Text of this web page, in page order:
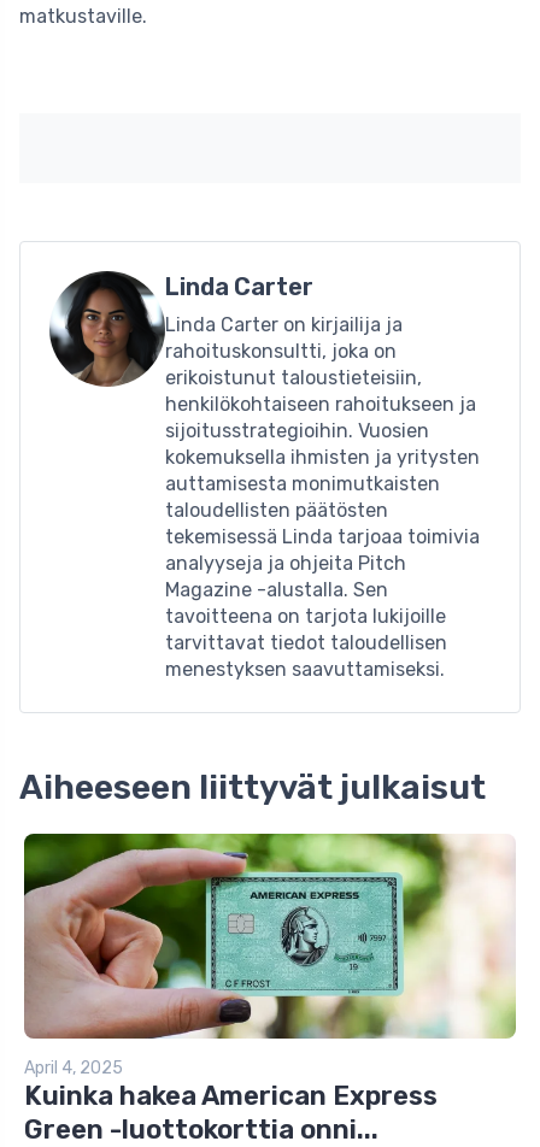
matkustaville.
Linda Carter
Linda Carter on kirjailija ja
rahoituskonsultti, joka on
erikoistunut taloustieteisiin,
henkilökohtaiseen rahoitukseen ja
sijoitusstrategioihin. Vuosien
kokemuksella ihmisten ja yritysten
auttamisesta monimutkaisten
taloudellisten päätösten
tekemisessä Linda tarjoaa toimivia
analyyseja ja ohjeita Pitch
Magazine -alustalla. Sen
tavoitteena on tarjota lukijoille
tarvittavat tiedot taloudellisen
menestyksen saavuttamiseksi.
Aiheeseen liittyvät julkaisut
April 4, 2025
Kuinka hakea American Express
Green -luottokorttia onni...